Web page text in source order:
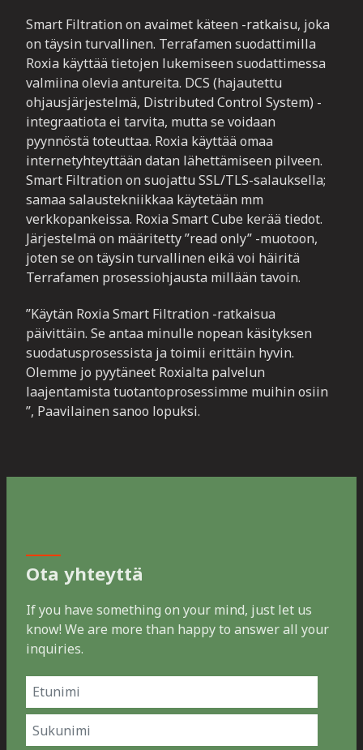
Smart Filtration on avaimet käteen -ratkaisu, joka
on täysin turvallinen. Terrafamen suodattimilla
Roxia käyttää tietojen lukemiseen suodattimessa
valmiina olevia antureita. DCS (hajautettu
ohjausjärjestelmä, Distributed Control System) -
integraatiota ei tarvita, mutta se voidaan
pyynnöstä toteuttaa. Roxia käyttää omaa
internetyhteyttään datan lähettämiseen pilveen.
Smart Filtration on suojattu SSL/TLS-salauksella;
samaa salaustekniikkaa käytetään mm
verkkopankeissa. Roxia Smart Cube kerää tiedot.
Järjestelmä on määritetty ”read only” -muotoon,
joten se on täysin turvallinen eikä voi häiritä
Terrafamen prosessiohjausta millään tavoin.
”Käytän Roxia Smart Filtration -ratkaisua
päivittäin. Se antaa minulle nopean käsityksen
suodatusprosessista ja toimii erittäin hyvin.
Olemme jo pyytäneet Roxialta palvelun
laajentamista tuotantoprosessimme muihin osiin
”, Paavilainen sanoo lopuksi.
Ota yhteyttä
If you have something on your mind, just let us
know! We are more than happy to answer all your
inquiries.
Name
(Pakollinen)
Etunimi